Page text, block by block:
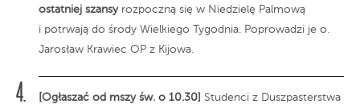
ostatniej szansyrozpoczną się w Niedzielę Palmową
i potrwają do środy Wielkiego Tygodnia. Poprowadzi je o.
Jarosław Krawiec OP z Kijowa.
[Ogłaszać od mszy św. o 10.30] Studenci z Duszpasterstwa